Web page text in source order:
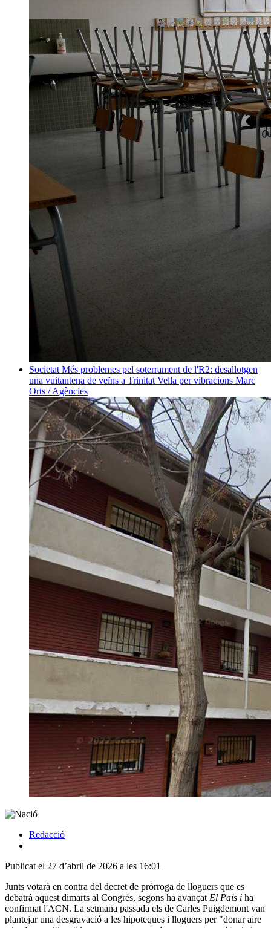
Societat Més problemes pel soterrament de l'R2: desallotgen
una vuitantena de veïns a Trinitat Vella per vibracions Marc
Orts / Agències
Redacció
Publicat el 27 d’abril de 2026 a les 16:01
Junts votarà en contra del decret de pròrroga de lloguers que es
debatrà aquest dimarts al Congrés, segons ha avançat El País i ha
confirmat l'ACN. La setmana passada els de Carles Puigdemont van
plantejar una desgravació a les hipoteques i lloguers per "donar aire